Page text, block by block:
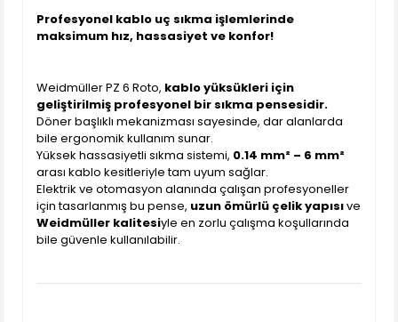
Profesyonel kablo uç sıkma işlemlerinde
maksimum hız, hassasiyet ve konfor!
Weidmüller PZ 6 Roto, kablo yüksükleri için
geliştirilmiş profesyonel bir sıkma pensesidir.
Döner başlıklı mekanizması sayesinde, dar alanlarda
bile ergonomik kullanım sunar.
Yüksek hassasiyetli sıkma sistemi, 0.14 mm² – 6 mm²
arası kablo kesitleriyle tam uyum sağlar.
Elektrik ve otomasyon alanında çalışan profesyoneller
için tasarlanmış bu pense, uzun ömürlü çelik yapısıve
Weidmüller kalitesiyle en zorlu çalışma koşullarında
bile güvenle kullanılabilir.